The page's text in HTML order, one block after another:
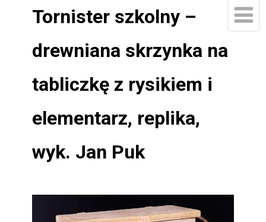
Tornister szkolny –
drewniana skrzynka na
tabliczkę z rysikiem i
elementarz, replika,
wyk. Jan Puk